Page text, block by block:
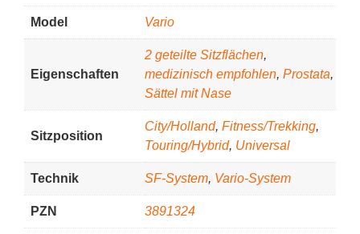
Model Vario
Eigenschaften
2 geteilte Sitzflächen,
medizinisch empfohlen, Prostata,
Sättel mit Nase
Sitzposition
City/Holland, Fitness/Trekking,
Touring/Hybrid, Universal
Technik SF-System, Vario-System
PZN 3891324